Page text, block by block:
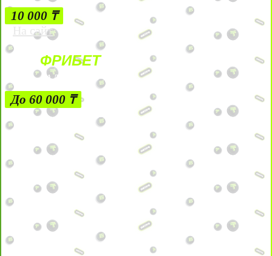
10 000 ₸
На сайт
ФРИБЕТ
ЗА ДЕПОЗИТЫ
До 60 000 ₸